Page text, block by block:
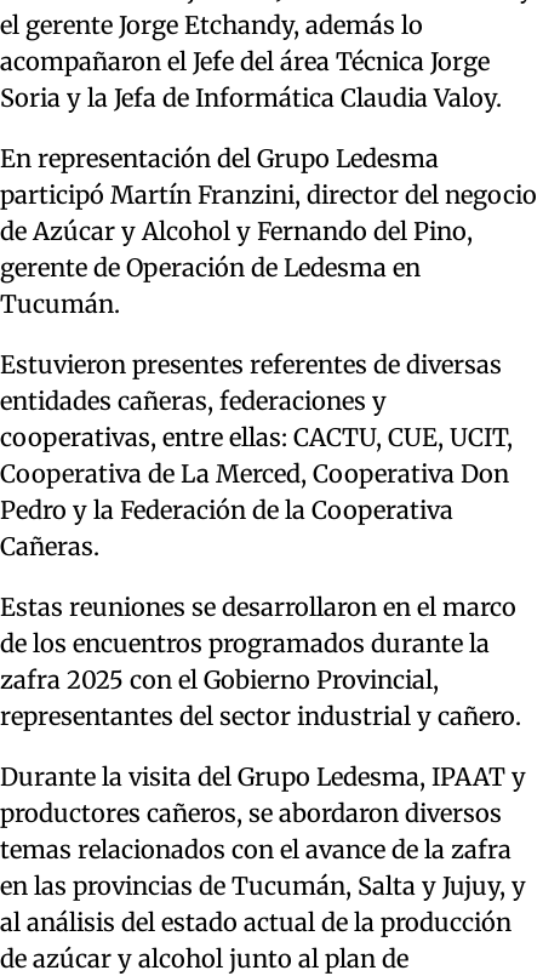
el gerente Jorge Etchandy, además lo
acompañaron el Jefe del área Técnica Jorge
Soria y la Jefa de Informática Claudia Valoy.
En representación del Grupo Ledesma
participó Martín Franzini, director del negocio
de Azúcar y Alcohol y Fernando del Pino,
gerente de Operación de Ledesma en
Tucumán.
Estuvieron presentes referentes de diversas
entidades cañeras, federaciones y
cooperativas, entre ellas: CACTU, CUE, UCIT,
Cooperativa de La Merced, Cooperativa Don
Pedro y la Federación de la Cooperativa
Cañeras.
Estas reuniones se desarrollaron en el marco
de los encuentros programados durante la
zafra 2025 con el Gobierno Provincial,
representantes del sector industrial y cañero.
Durante la visita del Grupo Ledesma, IPAAT y
productores cañeros, se abordaron diversos
temas relacionados con el avance de la zafra
en las provincias de Tucumán, Salta y Jujuy, y
al análisis del estado actual de la producción
de azúcar y alcohol junto al plan de